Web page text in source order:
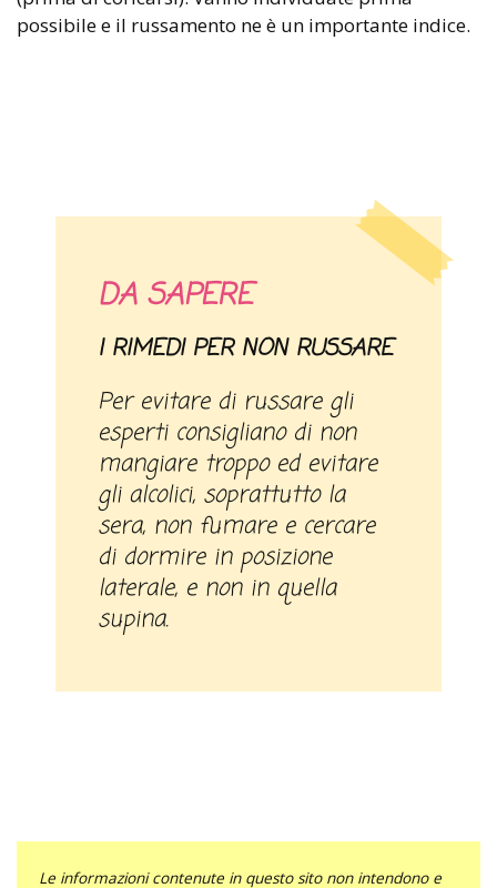
possibile e il russamento ne è un importante indice.
DA SAPERE
I RIMEDI PER NON RUSSARE
Per evitare di russare gli
esperti consigliano di non
mangiare troppo ed evitare
gli alcolici, soprattutto la
sera, non fumare e cercare
di dormire in posizione
laterale, e non in quella
supina.
Le informazioni contenute in questo sito non intendono e